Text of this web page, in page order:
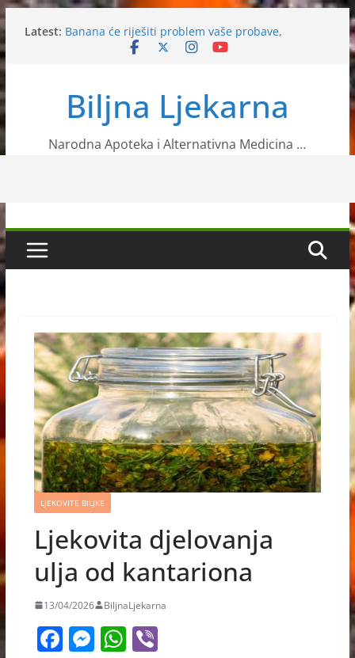
Skip
to
content
Latest: Banana će riješiti problem vaše probave,
osloboditi vas stresa…
Ljekovita biljka – Smilje
Datule kao zdravo voće
Biljna Ljekarna
Narodna Apoteka i Alternativna Medicina …
LJEKOVITE BILJKE
Ljekovita djelovanja
ulja od kantariona
13/04/2026 BiljnaLjekarna
F M W Vi